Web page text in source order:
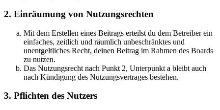
2. Einräumung von Nutzungsrechten
Mit dem Erstellen eines Beitrags erteilst du dem Betreiber ein
einfaches, zeitlich und räumlich unbeschränktes und
unentgeltliches Recht, deinen Beitrag im Rahmen des Boards
zu nutzen.
Das Nutzungsrecht nach Punkt 2, Unterpunkt a bleibt auch
nach Kündigung des Nutzungsvertrages bestehen.
3. Pflichten des Nutzers